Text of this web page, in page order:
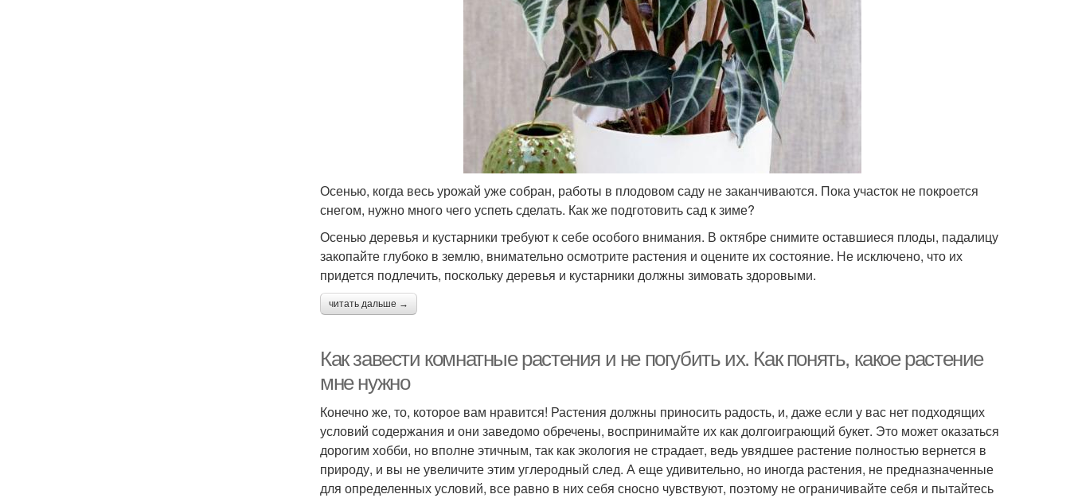
Осенью, когда весь урожай уже собран, работы в плодовом саду не заканчиваются. Пока участок не покроется
снегом, нужно много чего успеть сделать. Как же подготовить сад к зиме?
Осенью деревья и кустарники требуют к себе особого внимания. В октябре снимите оставшиеся плоды, падалицу
закопайте глубоко в землю, внимательно осмотрите растения и оцените их состояние. Не исключено, что их
придется подлечить, поскольку деревья и кустарники должны зимовать здоровыми.
читать дальше →
Как завести комнатные растения и не погубить их. Как понять, какое растение
мне нужно
Конечно же, то, которое вам нравится! Растения должны приносить радость, и, даже если у вас нет подходящих
условий содержания и они заведомо обречены, воспринимайте их как долгоиграющий букет. Это может оказаться
дорогим хобби, но вполне этичным, так как экология не страдает, ведь увядшее растение полностью вернется в
природу, и вы не увеличите этим углеродный след. А еще удивительно, но иногда растения, не предназначенные
для определенных условий, все равно в них себя сносно чувствуют, поэтому не ограничивайте себя и пытайтесь